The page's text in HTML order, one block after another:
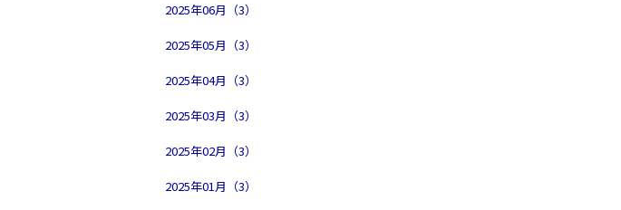
2025年06月（3）
2025年05月（3）
2025年04月（3）
2025年03月（3）
2025年02月（3）
2025年01月（3）